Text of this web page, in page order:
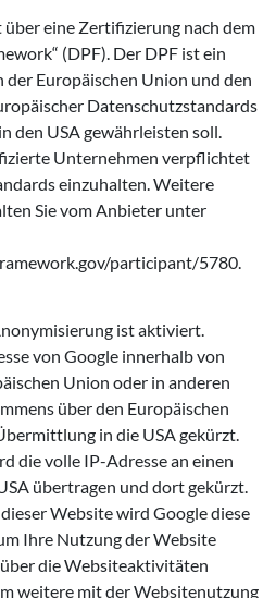
eine Zertifizierung nach dem
(DPF). Der DPF ist ein
Europäischen Union und den
Datenschutzstandards
den USA gewährleisten soll.
Unternehmen verpflichtet
einzuhalten. Weitere
Sie vom Anbieter unter
participant/5780.
ist aktiviert.
von Google innerhalb von
Union oder in anderen
über den Europäischen
in die USA gekürzt.
die volle IP-Adresse an einen
übertragen und dort gekürzt.
Website wird Google diese
Ihre Nutzung der Website
die Websiteaktivitäten
weitere mit der Websitenutzung